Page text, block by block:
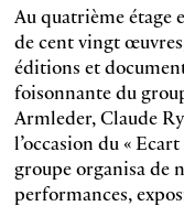
Au quatrième
de cent vingt
éditions et
foisonnante du
Armleder, Claude
l’occasion du «
groupe organisa de
performances,